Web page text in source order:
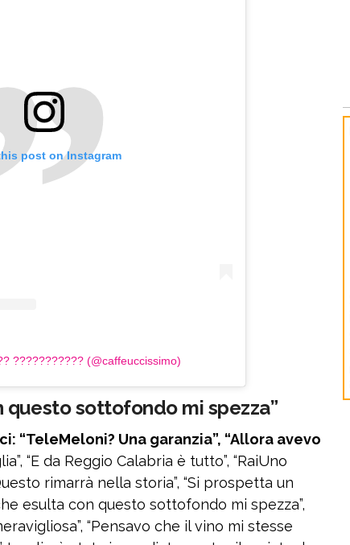
post on Instagram
??????????? (@caffeuccissimo)
questo sottofondo mi spezza”
“TeleMeloni? Una garanzia”, “Allora avevo
“E da Reggio Calabria è tutto”, “RaiUno
rimarrà nella storia”, “Si prospetta un
esulta con questo sottofondo mi spezza”,
“Pensavo che il vino mi stesse